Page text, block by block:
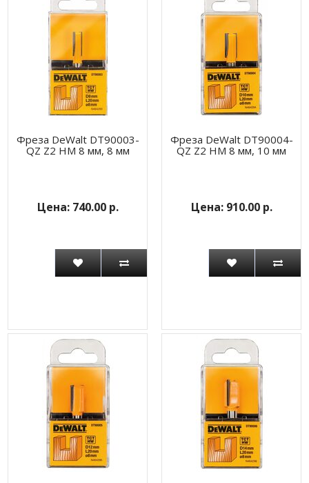
Фреза DeWalt DT90003-
QZ Z2 HM 8 мм, 8 мм
740.00 р.
Фреза DeWalt DT90004-
QZ Z2 HM 8 мм, 10 мм
910.00 р.